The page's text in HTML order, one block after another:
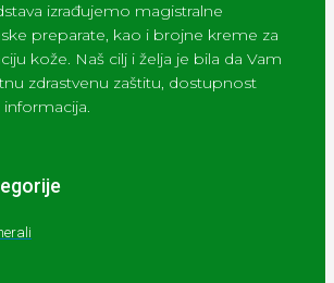
izrađujemo magistralne
preparate, kao i brojne kreme za
kože. Naš cilj i želja je bila da Vam
zdrastvenu zaštitu, dostupnost
informacija.